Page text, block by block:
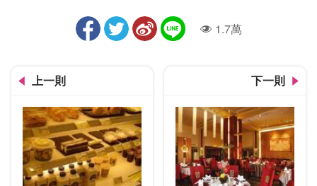
人氣1.7萬
上一則 下一則